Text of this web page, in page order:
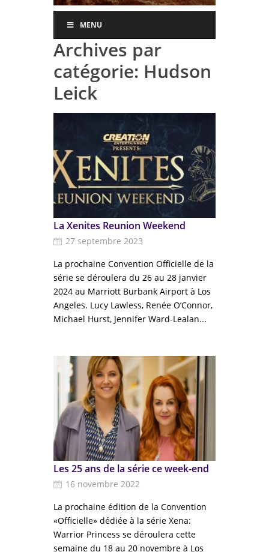
MENU
Archives par
catégorie: Hudson
Leick
La Xenites Reunion Weekend
27 septembre 2023
La prochaine Convention Officielle de la
série se déroulera du 26 au 28 janvier
2024 au Marriott Burbank Airport à Los
Angeles. Lucy Lawless, Renée O’Connor,
Michael Hurst, Jennifer Ward-Lealan...
Les 25 ans de la série ce week-end
16 novembre 2022
La prochaine édition de la Convention
«Officielle» dédiée à la série Xena:
Warrior Princess se déroulera cette
semaine du 18 au 20 novembre à Los